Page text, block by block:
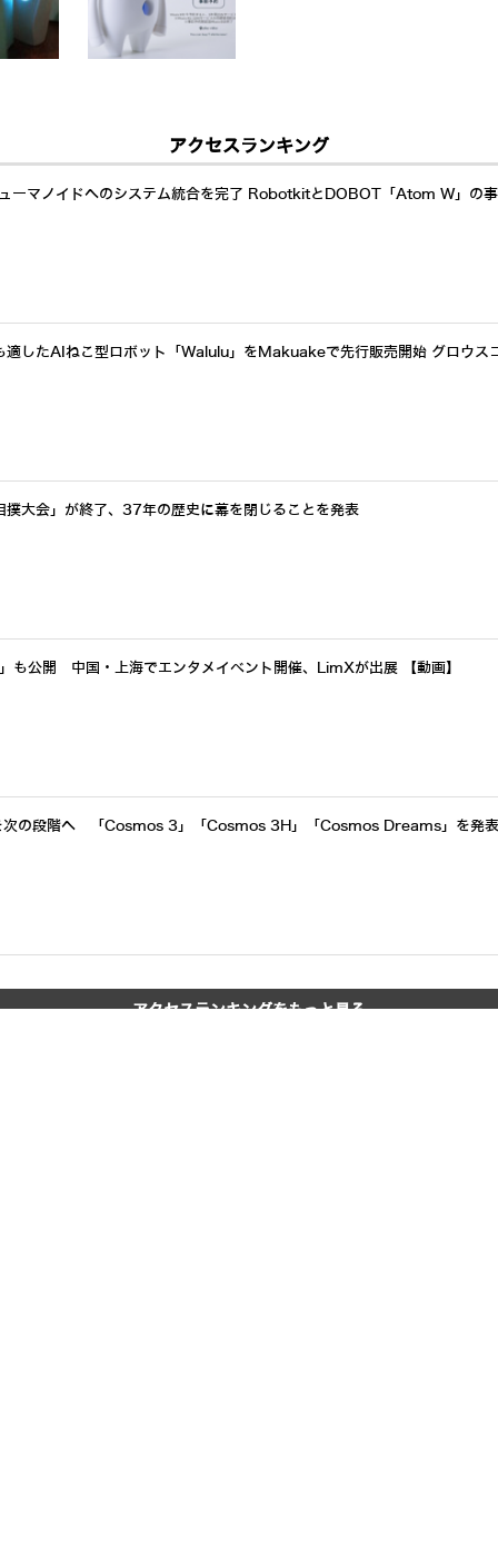
アクセスランキング
ーマノイドへのシステム統合を完了 RobotkitとDOBOT「Atom W」の
適したAIねこ型ロボット「Walulu」をMakuakeで先行販売開始 グロウス
撲大会」が終了、37年の歴史に幕を閉じることを発表
も公開 中国・上海でエンタメイベント開催、LimXが出展 【動画】
次の段階へ 「Cosmos 3」「Cosmos 3H」「Cosmos Dreams」を発
アクセスランキングをもっと見る